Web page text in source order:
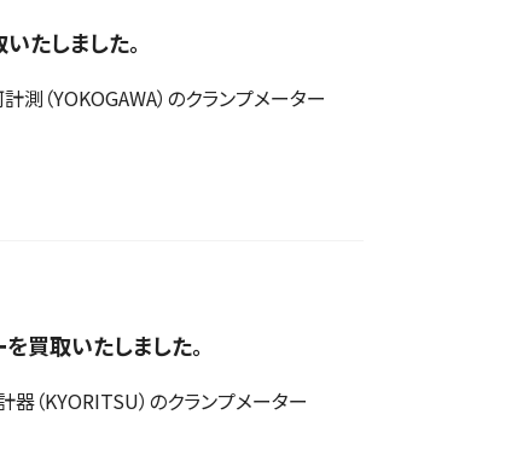
たしました。
（YOKOGAWA）のクランプメーター
買取いたしました。
（KYORITSU）のクランプメーター